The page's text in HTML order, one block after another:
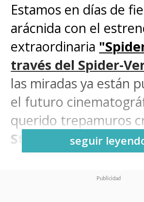
Estamos en días de
arácnida con el
extraordinaria
través del Spider-
las miradas ya están
el futuro
querido trepamuros
Stan Lee
ySteve
cuarta película de
seguir